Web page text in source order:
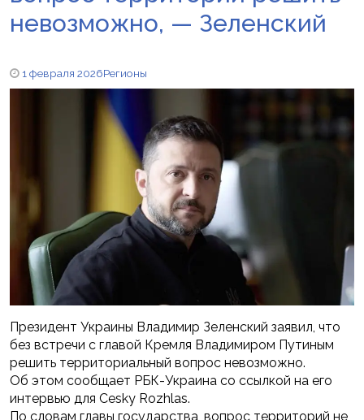
невозможно, — Зеленский
1 февраля 2026Регионы
Президент Украины Владимир Зеленский заявил, что
без встречи с главой Кремля Владимиром Путиным
решить территориальный вопрос невозможно.
Об этом сообщает РБК-Украина со ссылкой на его
интервью для Cesky Rozhlas.
По словам главы государства, вопрос территорий не